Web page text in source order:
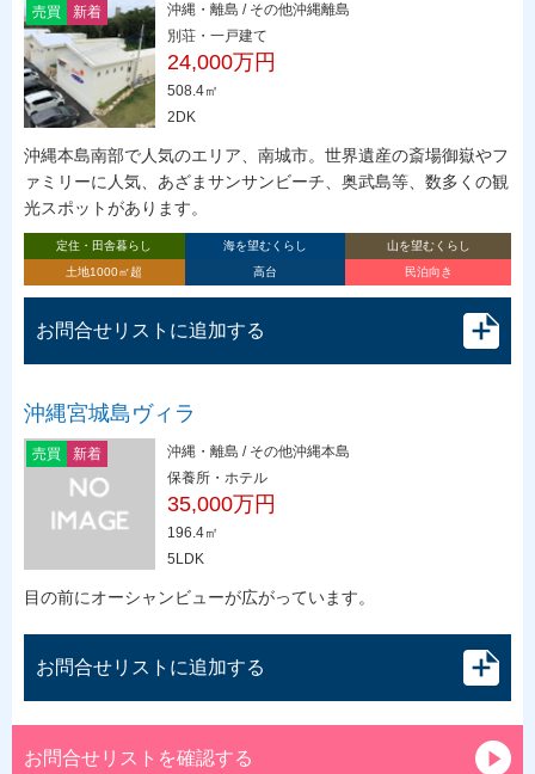
売買 新着
沖縄・離島 / その他沖縄離島
別荘・一戸建て
24,000万円
508.4㎡
2DK
沖縄本島南部で人気のエリア、南城市。世界遺産の斎場御嶽やフ
ァミリーに人気、あざまサンサンビーチ、奥武島等、数多くの観
光スポットがあります。
定住・田舎暮らし 海を望むくらし
山を望むくらし
土地1000㎡超
高台 民泊向き
お問合せリストに追加する
沖縄宮城島ヴィラ
売買 新着
沖縄・離島 / その他沖縄本島
保養所・ホテル
35,000万円
196.4㎡
5LDK
目の前にオーシャンビューが広がっています。
お問合せリストに追加する
お問合せリストを確認する